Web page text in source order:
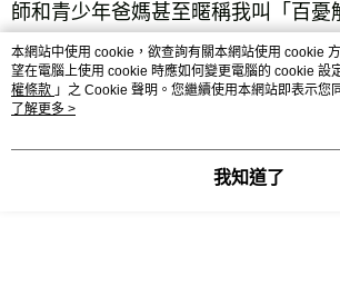
師和青少年爸媽甚至暱稱我叫「百憂
為心理師的訓練背景吧，我會仔細聽
的「問題」；更要緊的，是陪他們抽
本網站中使用 cookie，欲查詢有關本網站使用 cookie
望在電腦上使用 cookie 時應如何變更電腦的 cookie 設
權條款 」之 Cookie 聲明。您繼續使用本網站即表示您
用條款之 Cookie 聲明使用 cookie。
了解更多 >
我知道了